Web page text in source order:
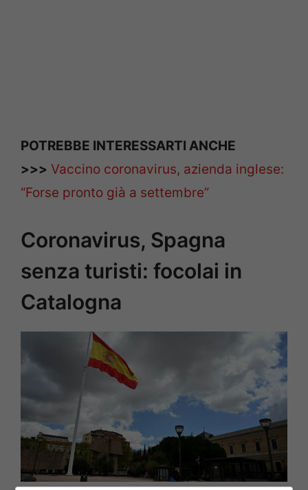
POTREBBE INTERESSARTI ANCHE
>>> Vaccino coronavirus, azienda inglese:
“Forse pronto già a settembre”
Coronavirus, Spagna
senza turisti: focolai in
Catalogna